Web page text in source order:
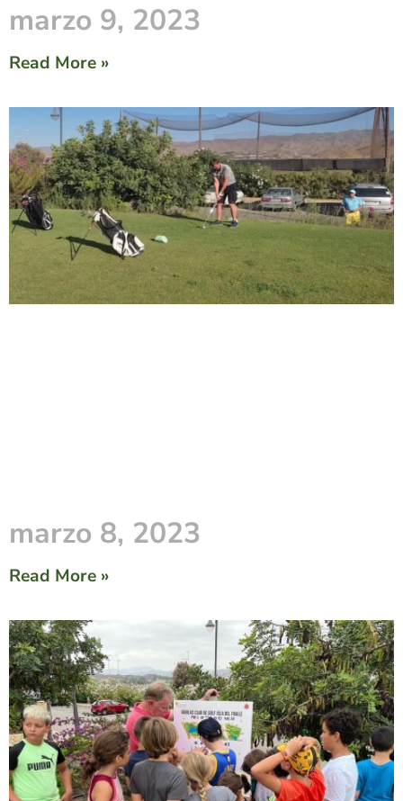
marzo 9, 2023
Read More »
marzo 8, 2023
Read More »